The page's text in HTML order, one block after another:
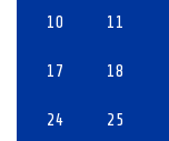
10 11
17 18
24 25